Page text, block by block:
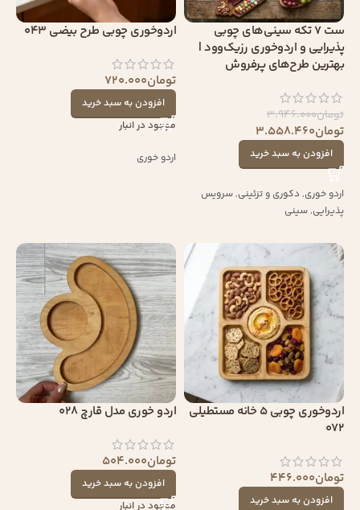
ست 7 تکه سینی‌های چوبی
پذیرایی و اردوخوری رزیک‌وود |
بهترین طرح‌های پرفروش
تومان3.946.000
تومان3.558.460
افزودن به سبد خرید
اردو خوری,دکوری و تزئینی,سرویس
پذیرایی,سینی
اردوخوری چوبی طرح بیضی 043
تومان720.000
افزودن به سبد خرید
موجود در انبار
اردو خوری
اردوخوری چوبی 5 خانه مستطیلی
072
تومان446.000
افزودن به سبد خرید
اردو خوری مدل قارچ 028
تومان504.000
افزودن به سبد خرید
موجود در انبار